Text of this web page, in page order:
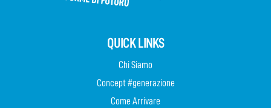
QUICK LINKS
Chi Siamo
Concept #generazione
Come Arrivare